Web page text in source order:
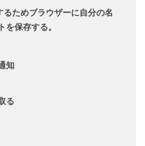
ためブラウザーに自分の名
保存する。
知
る